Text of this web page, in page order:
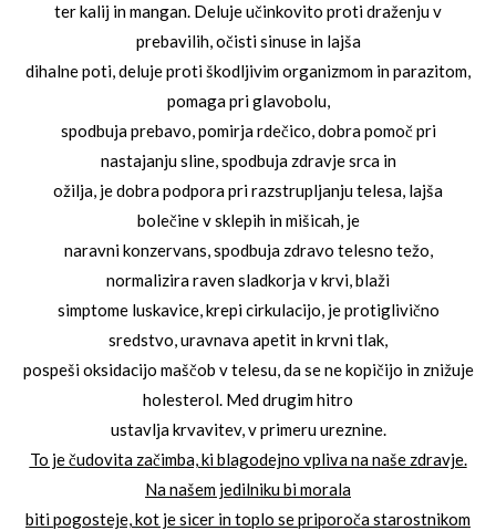
ter kalij in mangan. Deluje učinkovito proti draženju v
prebavilih, očisti sinuse in lajša
dihalne poti, deluje proti škodljivim organizmom in parazitom,
pomaga pri glavobolu,
spodbuja prebavo, pomirja rdečico, dobra pomoč pri
nastajanju sline, spodbuja zdravje srca in
ožilja, je dobra podpora pri razstrupljanju telesa, lajša
bolečine v sklepih in mišicah, je
naravni konzervans, spodbuja zdravo telesno težo,
normalizira raven sladkorja v krvi, blaži
simptome luskavice, krepi cirkulacijo, je protiglivično
sredstvo, uravnava apetit in krvni tlak,
pospeši oksidacijo maščob v telesu, da se ne kopičijo in znižuje
holesterol. Med drugim hitro
ustavlja krvavitev, v primeru ureznine.
To je čudovita začimba, ki blagodejno vpliva na naše zdravje.
Na našem jedilniku bi morala
biti pogosteje, kot je sicer in toplo se priporoča starostnikom